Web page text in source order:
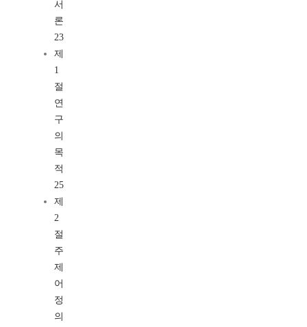
서
론
23
제
1
절
연
구
의
목
적
25
제
2
절
주
제
어
정
의